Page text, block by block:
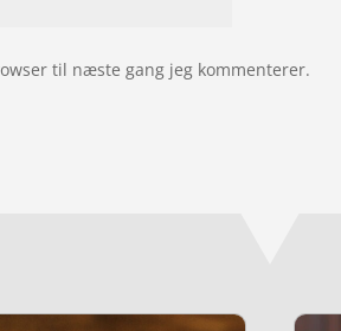
til næste gang jeg kommenterer.